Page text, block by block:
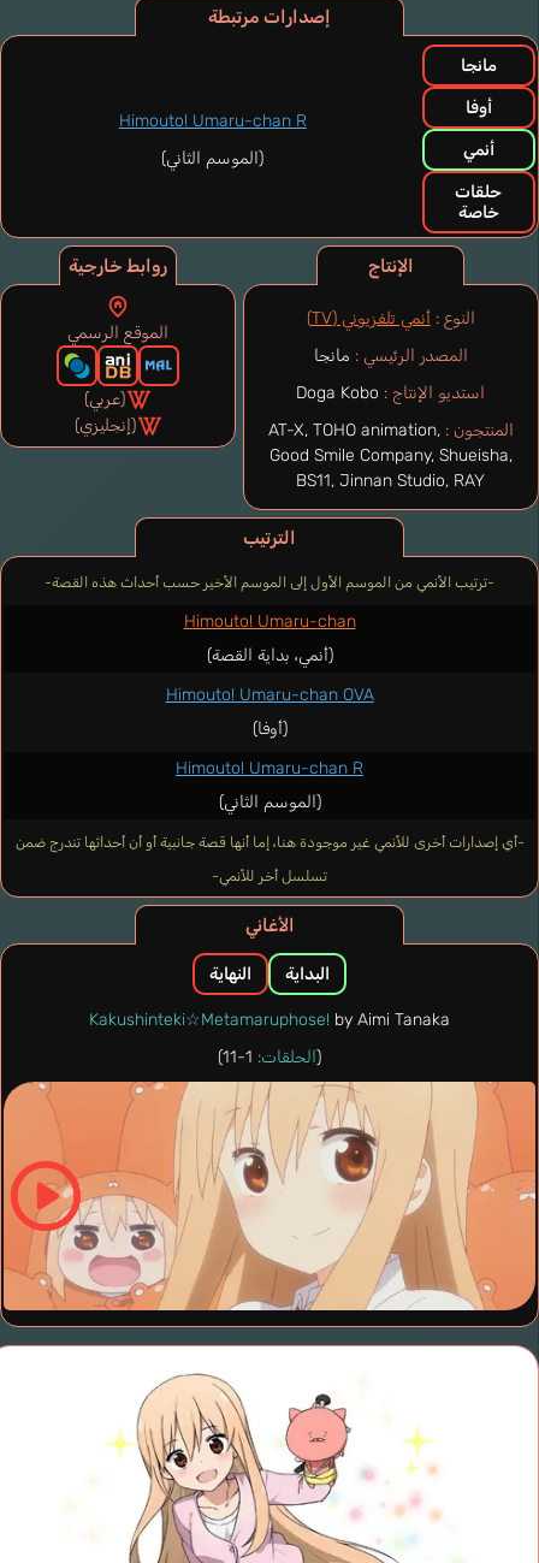
الإنتاج
النوع :أنمي تلفزيوني (TV)
المصدر الرئيسي : مانجا
استديو الإنتاج : Doga Kobo
المنتجون : AT-X, TOHO animation,
Good Smile Company, Shueisha,
BS11, Jinnan Studio, RAY
إصدارات مرتبطة
مانجا
أوفا
أنمي
حلقات
خاصة
Himouto! Umaru-chan R
(الموسم الثاني)
الترتيب
-ترتيب الأنمي من الموسم الأول إلى الموسم الأخير حسب أحداث هذه القصة-
Himouto! Umaru-chan
(أنمي، بداية القصة)
Himouto! Umaru-chan OVA
(أوفا)
Himouto! Umaru-chan R
(الموسم الثاني)
-أي إصدارات أخرى للأنمي غير موجودة هنا، إما أنها قصة جانبية أو أن أحداثها تندرج ضمن
تسلسل أخر للأنمي-
الأغاني
البداية النهاية
Kakushinteki☆Metamaruphose! by Aimi Tanaka
(الحلقات:
روابط خارجية
الموقع الرسمي
(عربي)
(إنجليزي)